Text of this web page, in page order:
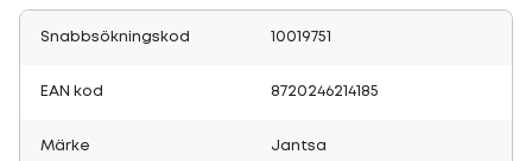
Snabbsökningskod 10019751
EAN kod 8720246214185
Märke Jantsa